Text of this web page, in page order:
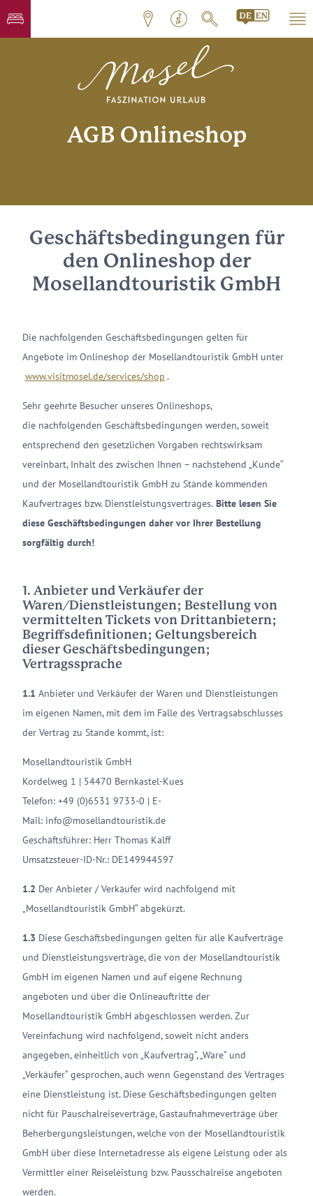
AGB Onlineshop
Geschäftsbedingungen für
den Onlineshop der
Mosellandtouristik GmbH
Die nachfolgenden Geschäftsbedingungen gelten für
Angebote im Onlineshop der Mosellandtouristik GmbH unter
www.visitmosel.de/services/shop .
Sehr geehrte Besucher unseres Onlineshops,
die nachfolgenden Geschäftsbedingungen werden, soweit
entsprechend den gesetzlichen Vorgaben rechtswirksam
vereinbart, Inhalt des zwischen Ihnen – nachstehend „Kunde“
und der Mosellandtouristik GmbH zu Stande kommenden
Kaufvertrages bzw. Dienstleistungsvertrages. Bitte lesen Sie
diese Geschäftsbedingungen daher vor Ihrer Bestellung
sorgfältig durch!
1. Anbieter und Verkäufer der
Waren/Dienstleistungen; Bestellung von
vermittelten Tickets von Drittanbietern;
Begriffsdefinitionen; Geltungsbereich
dieser Geschäftsbedingungen;
Vertragssprache
1.1 Anbieter und Verkäufer der Waren und Dienstleistungen
im eigenen Namen, mit dem im Falle des Vertragsabschlusses
der Vertrag zu Stande kommt, ist:
Mosellandtouristik GmbH
Kordelweg 1 | 54470 Bernkastel-Kues
Telefon: +49 (0)6531 9733-0 | E-
Mail: info@mosellandtouristik.de
Geschäftsführer: Herr Thomas Kalff
Umsatzsteuer-ID-Nr.: DE149944597
1.2 Der Anbieter / Verkäufer wird nachfolgend mit
„Mosellandtouristik GmbH“ abgekürzt.
1.3 Diese Geschäftsbedingungen gelten für alle Kaufverträge
und Dienstleistungsverträge, die von der Mosellandtouristik
GmbH im eigenen Namen und auf eigene Rechnung
angeboten und über die Onlineauftritte der
Mosellandtouristik GmbH abgeschlossen werden. Zur
Vereinfachung wird nachfolgend, soweit nicht anders
angegeben, einheitlich von „Kaufvertrag“, „Ware“ und
„Verkäufer“ gesprochen, auch wenn Gegenstand des Vertrages
eine Dienstleistung ist. Diese Geschäftsbedingungen gelten
nicht für Pauschalreiseverträge, Gastaufnahmeverträge über
Beherbergungsleistungen, welche von der Mosellandtouristik
GmbH über diese Internetadresse als eigene Leistung oder als
Vermittler einer Reiseleistung bzw. Pausschalreise angeboten
werden.